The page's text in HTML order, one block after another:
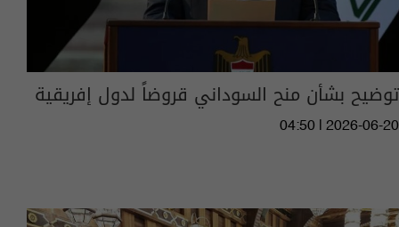
توضيح بشأن منح السوداني قروضاً لدول إفريقية
04:50 | 2026-06-20